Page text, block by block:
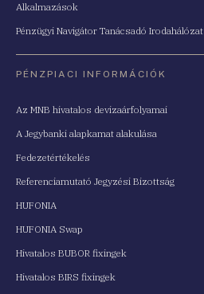
Alkalmazások
Pénzügyi Navigátor Tanácsadó Irodahálózat
PÉNZPIACI INFORMÁCIÓK
Az MNB hivatalos devizaárfolyamai
A Jegybanki alapkamat alakulása
Fedezetértékelés
Referenciamutató Jegyzési Bizottság
HUFONIA
HUFONIA Swap
Hivatalos BUBOR fixingek
Hivatalos BIRS fixingek